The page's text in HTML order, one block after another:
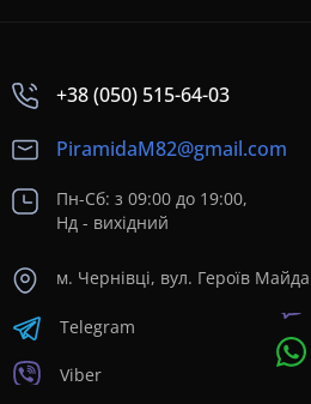
+38 (050) 515-64-03
PiramidaM82@gmail.com
Пн-Сб: з 09:00 до 19:00,
Нд - вихідний
м. Чернівці, вул. Героїв
Telegram
Viber